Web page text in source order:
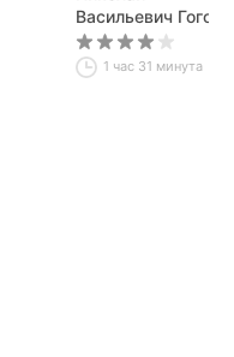
Васильевич Гоголь
1 час 31 минута